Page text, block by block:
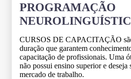
PROGRAMAÇÃO
CURSOS DE CAPACITAÇÃO
duração que garantem
capacitação de profissionais. Uma
não possui ensino superior e
mercado de trabalho.